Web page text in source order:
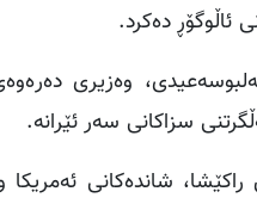
ئاڵوگۆڕ دەکرد.
وەزیری
سزاکانی سەر ئێرانە.
شاندەکانی ئەمریکا